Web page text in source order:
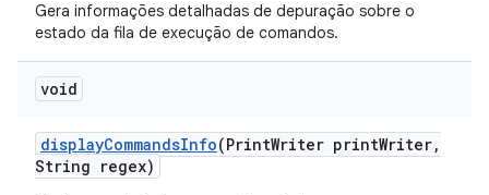
Gera informações detalhadas de depuração sobre o
estado da fila de execução de comandos.
void
displayCommandsInfo(PrintWriter printWriter,
String regex)